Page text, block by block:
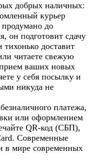
добрых наличных:
курьер
продумано до
он подготовит сдачу
доставит
читаете свежую
ваших новых
у себя посылку и
никуда не
платежа,
или оформлением
QR-код (СБП),
Современные
в мире современных